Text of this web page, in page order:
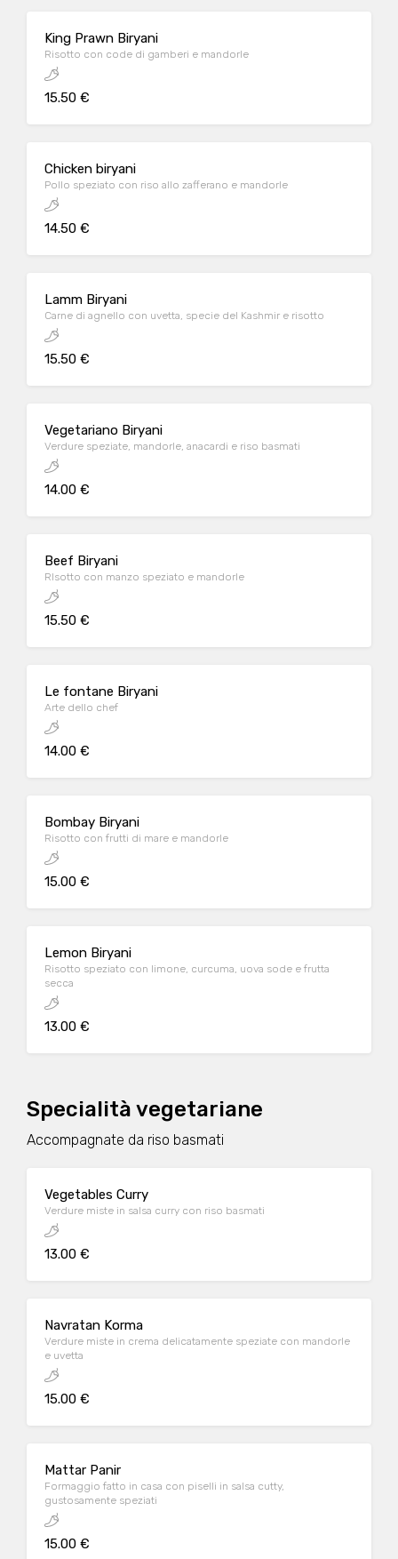
King Prawn Biryani
Risotto con code di gamberi e mandorle
15.50 €
Chicken biryani
Pollo speziato con riso allo zafferano e mandorle
14.50 €
Lamm Biryani
Carne di agnello con uvetta, specie del Kashmir e risotto
15.50 €
Vegetariano Biryani
Verdure speziate, mandorle, anacardi e riso basmati
14.00 €
Beef Biryani
RIsotto con manzo speziato e mandorle
15.50 €
Le fontane Biryani
Arte dello chef
14.00 €
Bombay Biryani
Risotto con frutti di mare e mandorle
15.00 €
Lemon Biryani
Risotto speziato con limone, curcuma, uova sode e frutta
secca
13.00 €
Specialità vegetariane
Accompagnate da riso basmati
Vegetables Curry
Verdure miste in salsa curry con riso basmati
13.00 €
Navratan Korma
Verdure miste in crema delicatamente speziate con mandorle
e uvetta
15.00 €
Mattar Panir
Formaggio fatto in casa con piselli in salsa cutty,
gustosamente speziati
15.00 €